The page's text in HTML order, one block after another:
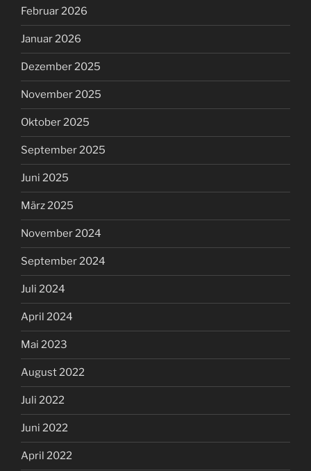
Februar 2026
Januar 2026
Dezember 2025
November 2025
Oktober 2025
September 2025
Juni 2025
März 2025
November 2024
September 2024
Juli 2024
April 2024
Mai 2023
August 2022
Juli 2022
Juni 2022
April 2022